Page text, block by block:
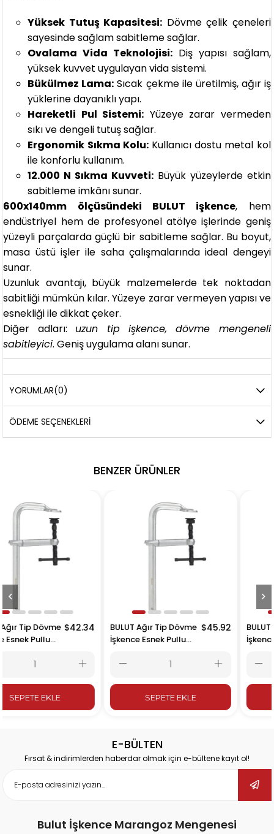
Yüksek Tutuş Kapasitesi: Dövme çelik çeneleri
sayesinde sağlam sabitleme sağlar.
Ovalama Vida Teknolojisi: Diş yapısı sağlam,
yüksek kuvvet uygulayan vida sistemi.
Bükülmez Lama: Sıcak çekme ile üretilmiş, ağır iş
yüklerine dayanıklı yapı.
Hareketli Pul Sistemi: Yüzeye zarar vermeden
sıkı ve dengeli tutuş sağlar.
Ergonomik Sıkma Kolu:Kullanıcı dostu metal kol
ile konforlu kullanım.
12.000 N Sıkma Kuvveti: Büyük yüzeylerde etkin
sabitleme imkânı sunar.
600x140mm ölçüsündeki BULUT işkence, hem
endüstriyel hem de profesyonel atölye işlerinde geniş
yüzeyli parçalarda güçlü bir sabitleme sağlar. Bu boyut,
masa üstü işler ile saha çalışmalarında ideal dengeyi
sunar.
Uzunluk avantajı, büyük malzemelerde tek noktadan
sabitliği mümkün kılar. Yüzeye zarar vermeyen yapısı ve
esnekliği ile dikkat çeker.
Diğer adları: uzun tip işkence, dövme mengeneli
sabitleyici. Geniş uygulama alanı sunar.
YORUMLAR(0)
ÖDEME SEÇENEKLERI
BENZER ÜRÜNLER
Ağır Tip Dövme
Esnek Pullu
$42.34
SEPETE EKLE
BULUT Ağır Tip Dövme
İşkence Esnek Pullu
$45.92
SEPETE EKLE
E-BÜLTEN
Fırsat & indirimlerden haberdar olmak için e-bültene kayıt ol!
Bulut İşkence Marangoz Mengenesi